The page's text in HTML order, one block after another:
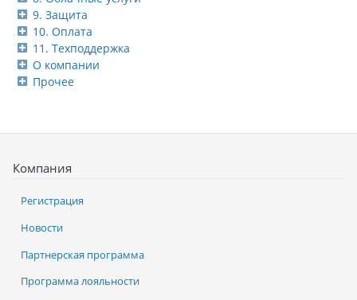
9. Защита
10. Оплата
11. Техподдержка
О компании
Прочее
Компания
Регистрация
Новости
Партнерская программа
Программа лояльности